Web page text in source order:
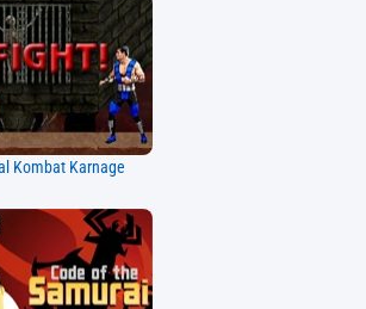
Kombat Karnage